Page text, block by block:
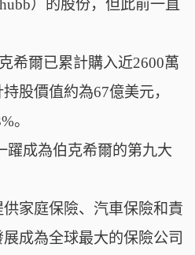
） 的股份，但此前一直
希爾已累計購入近2600萬
股價值約為67億美元，
。
躍成為伯克希爾的第九大
家庭保險、汽車保險和責
成為全球最大的保險公司